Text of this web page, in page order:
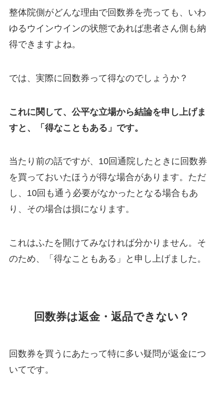
整体院側がどんな理由で回数券を売っても、いわ
ゆるウインウインの状態であれば患者さん側も納
得できますよね。
では、実際に回数券って得なのでしょうか？
これに関して、公平な立場から結論を申し上げま
すと、「得なこともある」です。
当たり前の話ですが、10回通院したときに回数券
を買っておいたほうが得な場合があります。ただ
し、10回も通う必要がなかったとなる場合もあ
り、その場合は損になります。
これはふたを開けてみなければ分かりません。そ
のため、「得なこともある」と申し上げました。
回数券は返金・返品できない？
回数券を買うにあたって特に多い疑問が返金につ
いてです。